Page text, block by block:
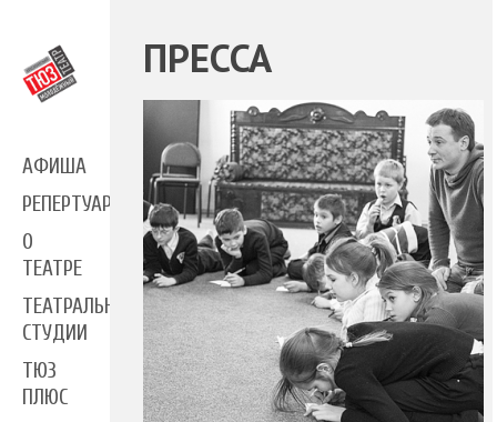
АФИША
РЕПЕРТУАР
О
ТЕАТРЕ
ТЕАТРАЛЬНЫЕ
СТУДИИ
ТЮЗ
ПЛЮС
ПРЕССА